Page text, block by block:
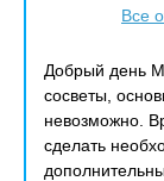
Все
Добрый день
сосветы,
невозможно.
сделать